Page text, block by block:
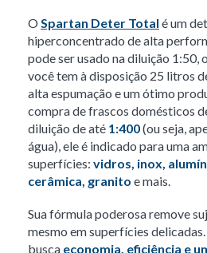
O Spartan Deter Total é um
hiperconcentrado de alta
pode ser usado na diluição 1:50,
você tem à disposição 25 litros
alta espumação e um ótimo
compra de frascos domésticos
diluição de até 1:400(ou seja,
água), ele é indicado para uma
superfícies: vidros, inox,
cerâmica, granito e mais.
Sua fórmula poderosa remove
mesmo em superfícies
busca economia, eficiência e